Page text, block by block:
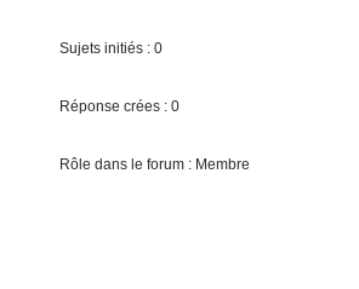
Sujets initiés : 0
Réponse crées : 0
Rôle dans le forum : Membre